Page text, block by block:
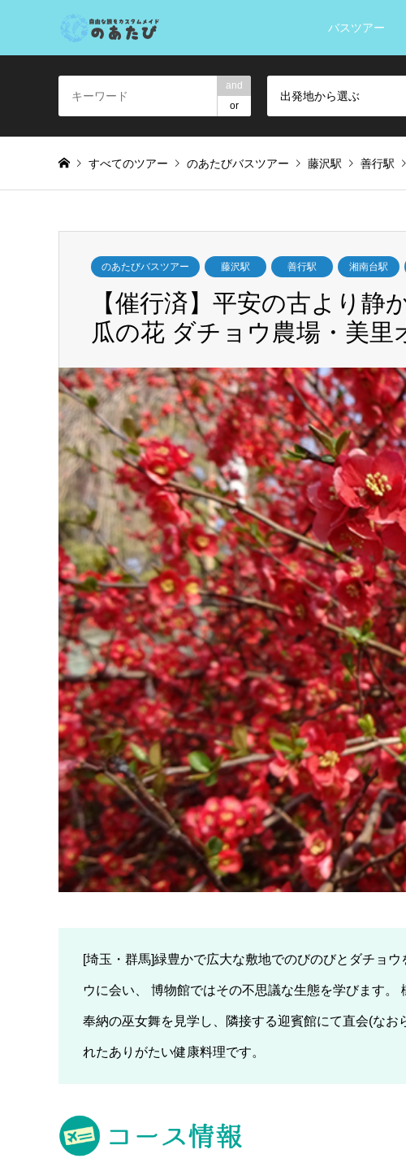
バスツアー
and
or
出発地から選ぶ
すべてのツアー のあたびバスツアー 藤沢駅 善行駅
のあたびバスツアー 藤沢駅 善行駅 湘南台駅
【催行済】平安の古より静
瓜の花 ダチョウ農場・美
[埼玉・群馬]緑豊かで広大な敷地でのびのびとダチョ
ウに会い、 博物館ではその不思議な生態を学びます
奉納の巫女舞を見学し、隣接する迎賓館にて直会(な
れたありがたい健康料理です。